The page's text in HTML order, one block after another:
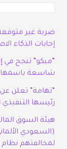
ضربة غير
إجابات الذكاء
“مبكو” تنجح في
شاسعة باسمها بمساحة
“تهامة” تعلن
رئيسها التنفيذي
هيئة السوق
(السعودي
لمخالفتهم نظام